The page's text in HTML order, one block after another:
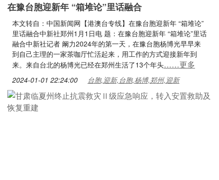
在豫台胞迎新年 “箱堆论”里话融合
本文转自：中国新闻网【港澳台专线】在豫台胞迎新年 “箱堆论”
里话融合中新社郑州1月1日电 题：在豫台胞迎新年 “箱堆论”里话
融合中新社记者 阚力2024年的第一天，在豫台胞杨博光早早来
到自己主理的一家茶咖厅忙活起来，用工作的方式迎接新年到
来。来自台北的杨博光已经在郑州生活了13个年头……更多
2024-01-01 22:24:00 台胞,迎新,台胞,杨博,郑州,迎新